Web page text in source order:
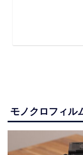
モノクロフィル